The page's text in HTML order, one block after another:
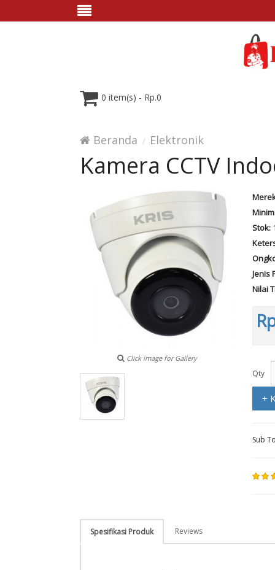
0 item(s) - Rp.0
Beranda Elektronik
Kamera CCTV
Click image for Gallery
Stok:
Jenis
Nilai
Qty
+
Sub
Spesifikasi Produk Reviews